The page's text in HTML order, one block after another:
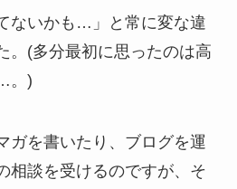
ないかも…」と常に変な違
。(多分最初に思ったのは高
。)
ガを書いたり、ブログを運
相談を受けるのですが、そ